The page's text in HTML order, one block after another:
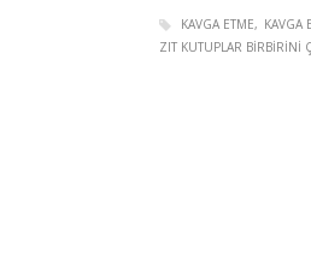
KAVGA ETME KAVGA
ZIT KUTUPLAR BIRBIRINI